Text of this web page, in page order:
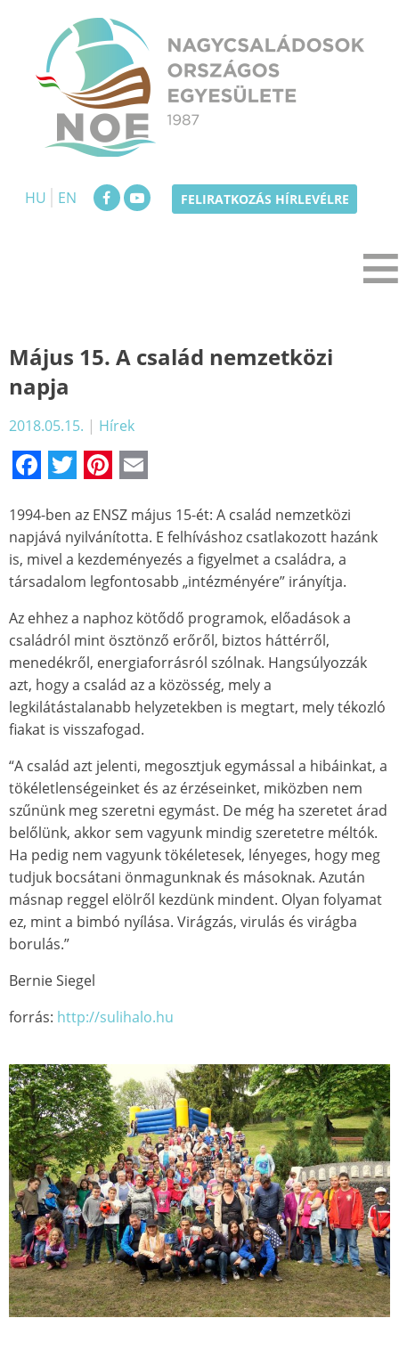
content
HU
EN FELIRATKOZÁS HÍRLEVÉLRE
Május 15. A család nemzetközi
napja
2018.05.15. | Hírek
Facebook
TwitterPinterest
1994-ben az ENSZ május 15-ét: A család nemzetközi
napjává nyilvánította. E felhíváshoz csatlakozott hazánk
is, mivel a kezdeményezés a figyelmet a családra, a
társadalom legfontosabb „intézményére” irányítja.
Az ehhez a naphoz kötődő programok, előadások a
családról mint ösztönző erőről, biztos háttérről,
menedékről, energiaforrásról szólnak. Hangsúlyozzák
azt, hogy a család az a közösség, mely a
legkilátástalanabb helyzetekben is megtart, mely tékozló
fiakat is visszafogad.
“A család azt jelenti, megosztjuk egymással a hibáinkat, a
tökéletlenségeinket és az érzéseinket, miközben nem
szűnünk meg szeretni egymást. De még ha szeretet árad
belőlünk, akkor sem vagyunk mindig szeretetre méltók.
Ha pedig nem vagyunk tökéletesek, lényeges, hogy meg
tudjuk bocsátani önmagunknak és másoknak. Azután
másnap reggel elölről kezdünk mindent. Olyan folyamat
ez, mint a bimbó nyílása. Virágzás, virulás és virágba
borulás.”
Bernie Siegel
forrás: http://sulihalo.hu